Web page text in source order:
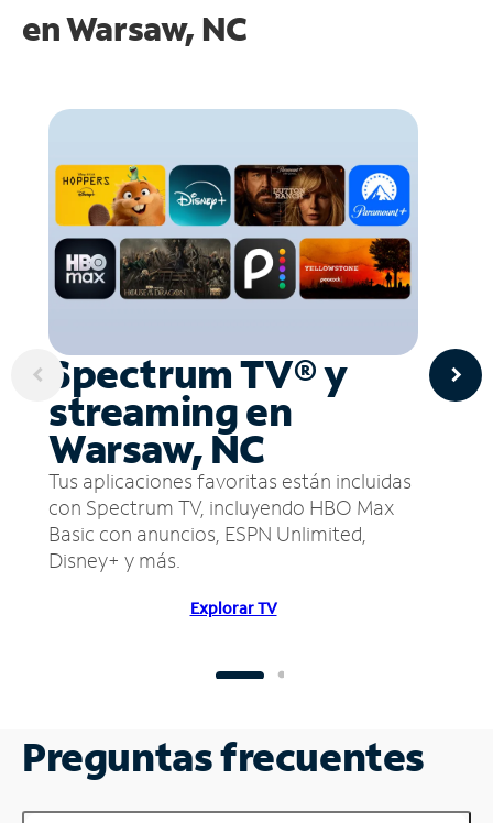
enWarsaw, NC
Spectrum TV® y
streaming en
Warsaw, NC
Tus aplicaciones favoritas están incluidas
con Spectrum TV, incluyendo HBO Max
Basic con anuncios, ESPN Unlimited,
Disney+ y más.
Explorar TV
Preguntas frecuentes